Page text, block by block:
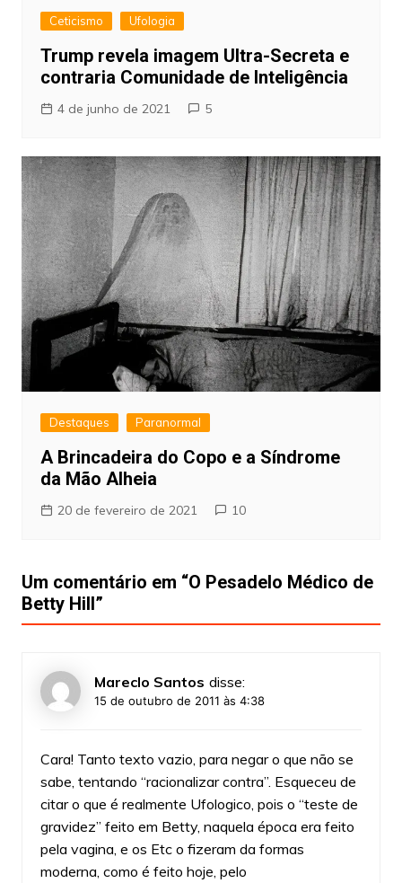
Ceticismo Ufologia
Trump revela imagem Ultra-Secreta e
contraria Comunidade de Inteligência
4 de junho de 2021 5
Destaques Paranormal
A Brincadeira do Copo e a Síndrome
da Mão Alheia
20 de fevereiro de 2021 10
Um comentário em “O Pesadelo Médico de
Betty Hill”
Mareclo Santos disse:
15 de outubro de 2011 às 4:38
Cara! Tanto texto vazio, para negar o que não se
sabe, tentando “racionalizar contra”. Esqueceu de
citar o que é realmente Ufologico, pois o “teste de
gravidez” feito em Betty, naquela época era feito
pela vagina, e os Etc o fizeram da formas
moderna, como é feito hoje, pelo